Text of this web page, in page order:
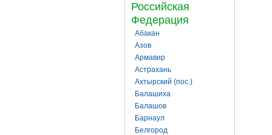
Российская
Федерация
Абакан
Азов
Армавир
Астрахань
Ахтырский (пос.)
Балашиха
Балашов
Барнаул
Белгород